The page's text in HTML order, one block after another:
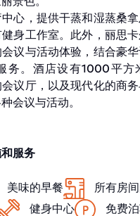
心，提供干蒸和湿蒸桑拿
身工作室。此外，丽思
议与活动体验，结合豪
务。酒店设有1000平方
议厅，以及现代化的商务
会议与活动。
服务
美味的早餐
所有房
健身中心
免费